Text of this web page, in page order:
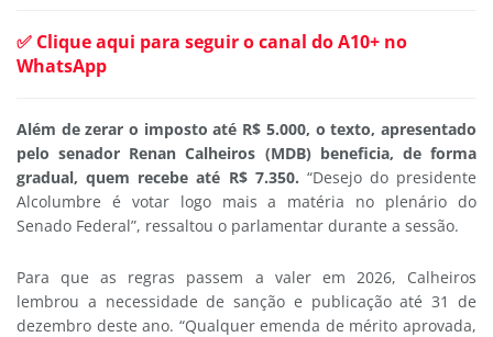
✅ Clique aqui para seguir o canal do A10+ no
WhatsApp
Além de zerar o imposto até R$ 5.000, o texto, apresentado
pelo senador Renan Calheiros (MDB) beneficia, de forma
gradual, quem recebe até R$ 7.350. “Desejo do presidente
Alcolumbre é votar logo mais a matéria no plenário do
Senado Federal”, ressaltou o parlamentar durante a sessão.
Para que as regras passem a valer em 2026, Calheiros
lembrou a necessidade de sanção e publicação até 31 de
dezembro deste ano. “Qualquer emenda de mérito aprovada,